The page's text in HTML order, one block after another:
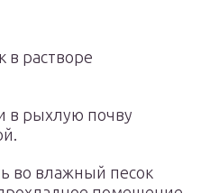
в растворе
в рыхлую почву
во влажный песок